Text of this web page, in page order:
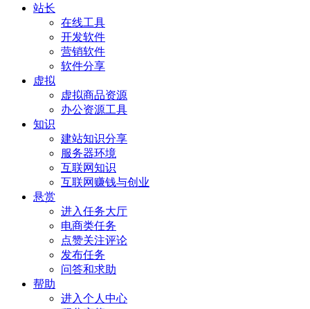
站长
在线工具
开发软件
营销软件
软件分享
虚拟
虚拟商品资源
办公资源工具
知识
建站知识分享
服务器环境
互联网知识
互联网赚钱与创业
悬赏
进入任务大厅
电商类任务
点赞关注评论
发布任务
问答和求助
帮助
进入个人中心